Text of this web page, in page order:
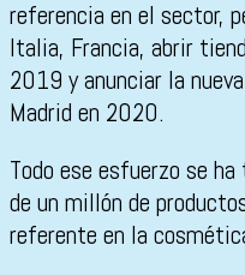
referencia en el sector,
Italia, Francia, abrir
2019 y anunciar la
Madrid en 2020.
Todo ese esfuerzo se
de un millón de
referente en la